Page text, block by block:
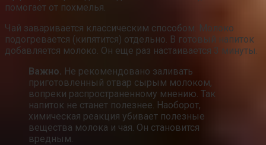
помогает от похмелья.
Чай заваривается классическим способом. Молоко
подогревается (кипятится) отдельно. В готовый напиток
добавляется молоко. Он еще раз настаивается 3 минуты.
Важно. Не рекомендовано заливать
приготовленный отвар сырым молоком,
вопреки распространенному мнению. Так
напиток не станет полезнее. Наоборот,
химическая реакция убивает полезные
вещества молока и чая. Он становится
вредным.